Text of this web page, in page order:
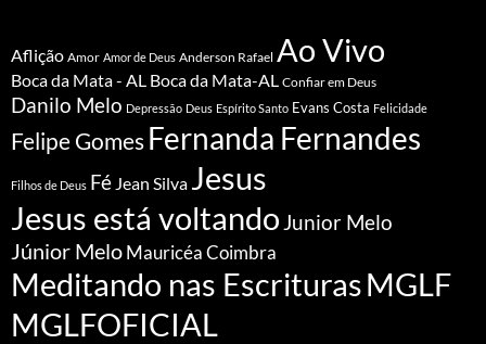
Aflição Amor Amor de Deus Anderson Rafael Ao Vivo
Boca da Mata - AL Boca da Mata-AL Confiar em Deus
Danilo Melo Depressão Deus Espírito Santo Evans Costa Felicidade
Felipe Gomes Fernanda Fernandes
Filhos de Deus Fé Jean Silva Jesus
Jesus está voltando Junior Melo
Júnior Melo Mauricéa Coimbra
Meditando nas EscriturasMGLF
MGLFOFICIAL